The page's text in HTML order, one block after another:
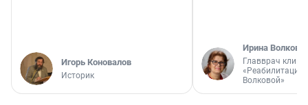
Игорь Коновалов
Историк
Ирина Волкова
Главврач
«Реабилитация
Волковой»